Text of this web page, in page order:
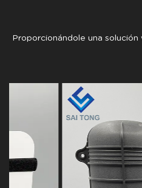
Proporcionándole una